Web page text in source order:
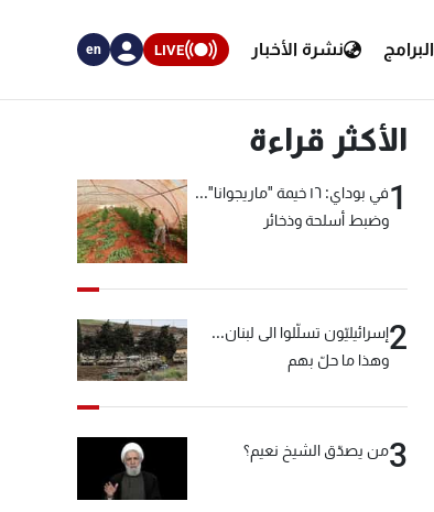
البرامج نشرة الأخبار LIVE
en
الأكثر قراءة
1
في بوداي: ١٦ خيمة "ماريجوانا"...
وضبط أسلحة وذخائر
2إسرائيليّون تسلّلوا الى لبنان...
وهذا ما حلّ بهم
3من يصدّق الشيخ نعيم؟